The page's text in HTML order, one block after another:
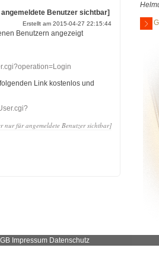
Benutzer sichtbar]
Erstellt am 2015-04-27 22:15:44
Benutzern angezeigt
Link kostenlos und
nur für angemeldete Benutzer sichtbar]
Impressum Datenschutz